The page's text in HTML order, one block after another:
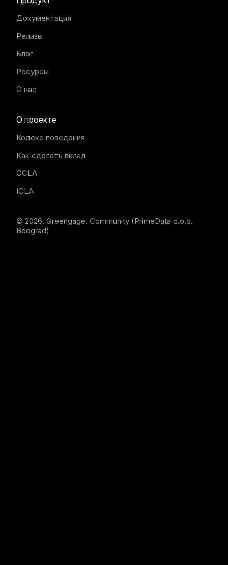
Документация
Релизы
Блог
Ресурсы
О нас
О проекте
Кодекс поведения
Как сделать вклад
CCLA
ICLA
© 2026. Greengage. Community (PrimeData d.o.o.
Beograd)